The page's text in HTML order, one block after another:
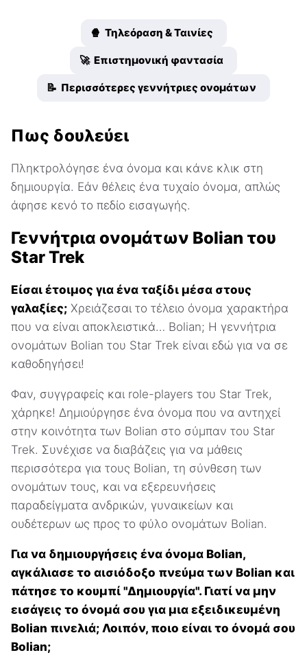
🍿 Τηλεόραση & Ταινίες
🚀 Επιστημονική φαντασία
📝 Περισσότερες γεννήτριες ονομάτων
Πως δουλεύει
Πληκτρολόγησε ένα όνομα και κάνε κλικ στη
δημιουργία. Εάν θέλεις ένα τυχαίο όνομα, απλώς
άφησε κενό το πεδίο εισαγωγής.
Γεννήτρια ονομάτων Bolian του
Star Trek
Είσαι έτοιμος για ένα ταξίδι μέσα στους
γαλαξίες; Χρειάζεσαι το τέλειο όνομα χαρακτήρα
που να είναι αποκλειστικά… Bolian; Η γεννήτρια
ονομάτων Bolian του Star Trek είναι εδώ για να σε
καθοδηγήσει!
Φαν, συγγραφείς και role-players του Star Trek,
χάρηκε! Δημιούργησε ένα όνομα που να αντηχεί
στην κοινότητα των Bolian στο σύμπαν του Star
Trek. Συνέχισε να διαβάζεις για να μάθεις
περισσότερα για τους Bolian, τη σύνθεση των
ονομάτων τους, και να εξερευνήσεις
παραδείγματα ανδρικών, γυναικείων και
ουδέτερων ως προς το φύλο ονομάτων Bolian.
Για να δημιουργήσεις ένα όνομα Bolian,
αγκάλιασε το αισιόδοξο πνεύμα των Bolian και
πάτησε το κουμπί "Δημιουργία". Γιατί να μην
εισάγεις το όνομά σου για μια εξειδικευμένη
Bolian πινελιά; Λοιπόν, ποιο είναι το όνομά σου
Bolian;